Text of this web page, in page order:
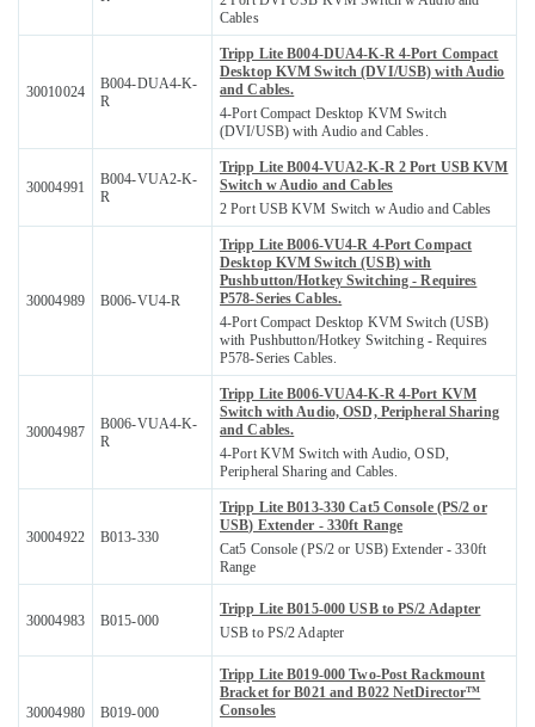
Cables
30010024
B004-DUA4-K-
R
Tripp Lite B004-DUA4-K-R 4-Port Compact
Desktop KVM Switch (DVI/USB) with Audio
and Cables.
4-Port Compact Desktop KVM Switch
(DVI/USB) with Audio and Cables.
30004991
B004-VUA2-K-
R
Tripp Lite B004-VUA2-K-R 2 Port USB KVM
Switch w Audio and Cables
2 Port USB KVM Switch w Audio and Cables
30004989 B006-VU4-R
Tripp Lite B006-VU4-R 4-Port Compact
Desktop KVM Switch (USB) with
Pushbutton/Hotkey Switching - Requires
P578-Series Cables.
4-Port Compact Desktop KVM Switch (USB)
with Pushbutton/Hotkey Switching - Requires
P578-Series Cables.
30004987
B006-VUA4-K-
R
Tripp Lite B006-VUA4-K-R 4-Port KVM
Switch with Audio, OSD, Peripheral Sharing
and Cables.
4-Port KVM Switch with Audio, OSD,
Peripheral Sharing and Cables.
30004922 B013-330
Tripp Lite B013-330 Cat5 Console (PS/2 or
USB) Extender - 330ft Range
Cat5 Console (PS/2 or USB) Extender - 330ft
Range
30004983 B015-000
Tripp Lite B015-000 USB to PS/2 Adapter
USB to PS/2 Adapter
30004980 B019-000
Tripp Lite B019-000 Two-Post Rackmount
Bracket for B021 and B022 NetDirector™
Consoles